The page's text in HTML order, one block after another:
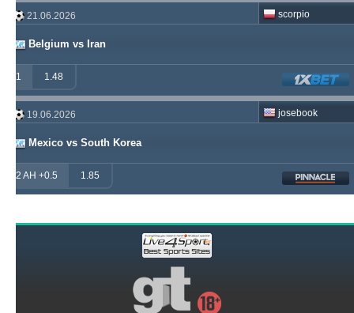
21.06.2026
Belgium vs Iran
scorpio
1 1.48
19.06.2026
Mexico vs South Korea
josebook
2 AH +0.5 1.85